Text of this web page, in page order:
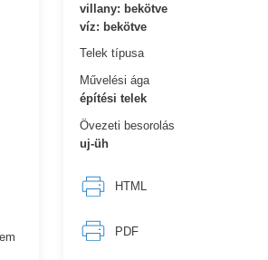
villany: bekötve
víz: bekötve
Telek típusa
Művelési ága
építési telek
Övezeti besorolás
uj-üh
HTML
PDF